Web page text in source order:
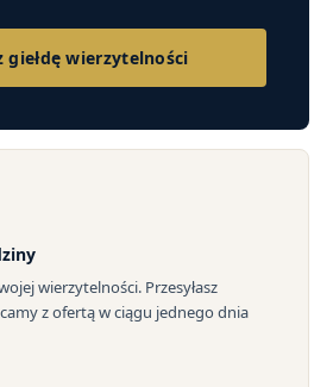
giełdę wierzytelności
wierzytelności. Przesyłasz
z ofertą w ciągu jednego dnia